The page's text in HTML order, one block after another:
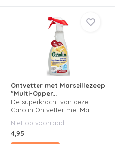
Ontvetter met Marseillezeep
"Multi-Opper...
De superkracht van deze
Carolin Ontvetter met Ma...
Niet op voorraad
4,95